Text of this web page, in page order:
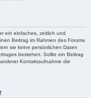
ein einfaches, zeitlich und
Beitrag im Rahmen des Forums
sie keine persönlichen Daten
bestehen. Sollte ein Beitrag
Kontaktaufnahme die